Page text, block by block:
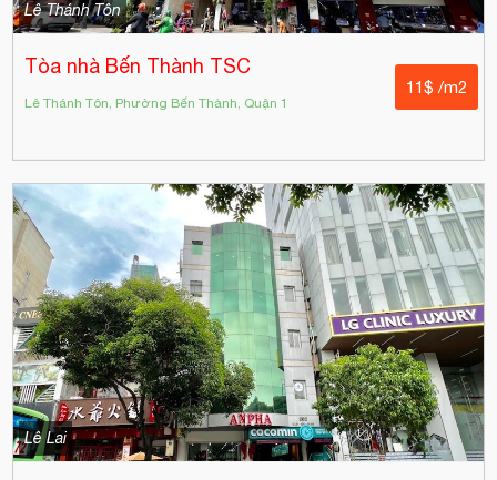
Lê Thánh Tôn
Tòa nhà Bến Thành TSC
Lê Thánh Tôn, Phường Bến Thành, Quận 1
11$ /m2
Lê Lai